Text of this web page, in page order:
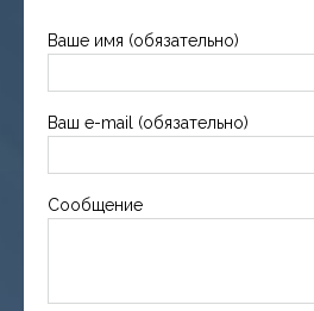
Ваше имя (обязательно)
Ваш e-mail (обязательно)
Сообщение